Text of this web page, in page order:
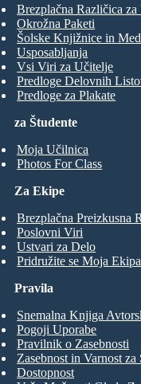
za Študente
Moja Učilnica
Photos For Class
Brezplačna Različica
Okrožna Paketi
Šolske Knjižnice in
Usposabljanja
Vsi Viri za Učitelje
Predloge Delovnih
Predloge za Plakate
Za Ekipe
Brezplačna Preizkusna
Poslovni Viri
Ustvari za Delo
Pridružite se Moja Ekipa
Pravila
Snemalna Knjiga
Pogoji Uporabe
Pravilnik o Zasebnosti
Zasebnost in Varnost
Dostopnost